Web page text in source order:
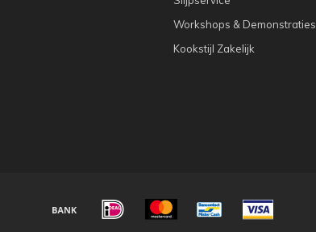
Workshops & Demonstraties
Kookstijl Zakelijk